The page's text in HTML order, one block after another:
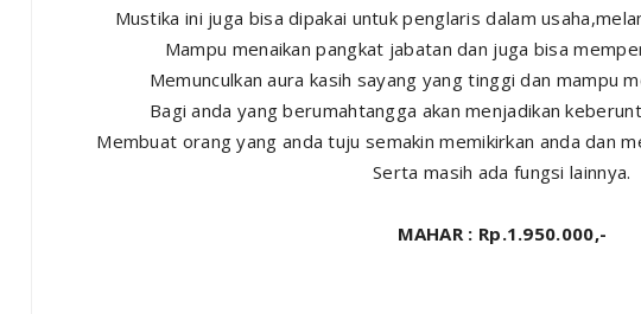
Mustika ini juga bisa dipakai untuk penglaris dalam
Mampu menaikan pangkat jabatan dan juga bisa
Memunculkan aura kasih sayang yang tinggi dan mampu
Bagi anda yang berumahtangga akan menjadikan
Membuat orang yang anda tuju semakin memikirkan anda dan
Serta masih ada fungsi lainnya.
MAHAR : Rp.1.950.000,-